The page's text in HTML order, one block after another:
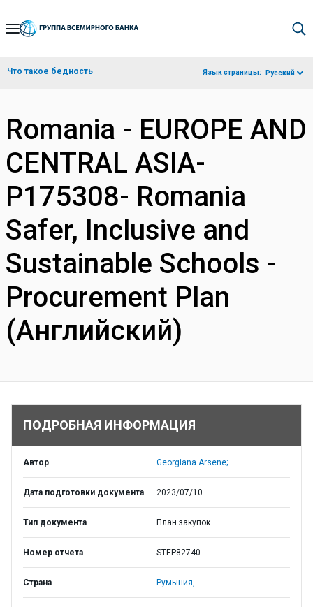
Skip
Navigation
Что такое бедность Язык страницы: Русский
Romania - EUROPE AND
CENTRAL ASIA-
P175308- Romania
Safer, Inclusive and
Sustainable Schools -
Procurement Plan
(Английский)
ПОДРОБНАЯ ИНФОРМАЦИЯ
Автор Georgiana Arsene;
Дата подготовки документа 2023/07/10
Тип документа План закупок
Номер отчета STEP82740
Страна Румыния,